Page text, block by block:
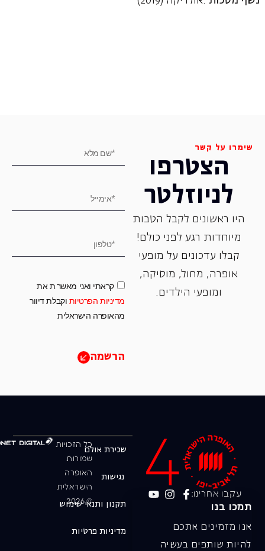
שימרו על קשר
הצטרפו
לניוזלטר
היו ראשונים לקבל הטבות
מיוחדות רגע לפני כולם!
קבלו עדכונים על מופעי
אופרה, ‏מחול, ‏מוסיקה,
ומופעי הילדים.
קראתי ואני מאשר.ת את
מדיניות הפרטיות וקבלת דיוור
מהאופרה הישראלית
הרשמה
עקבו אחרינו:
תמכו בנו
אנו מזמינים אתכם
להיות שותפים בעשיה
כל הזכויות
שמורות
האופרה
הישראלית
© 2026
שכירת אולם
נגישות
תקנון ותנאי שימוש
מדיניות פרטיות